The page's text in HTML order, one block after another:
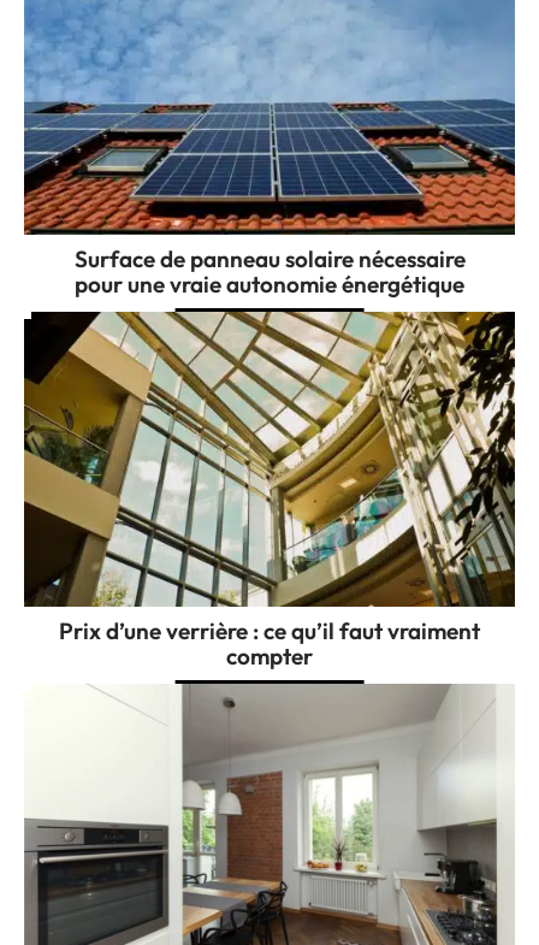
Surface de panneau solaire nécessaire
pour une vraie autonomie énergétique
Prix d’une verrière : ce qu’il faut vraiment
compter